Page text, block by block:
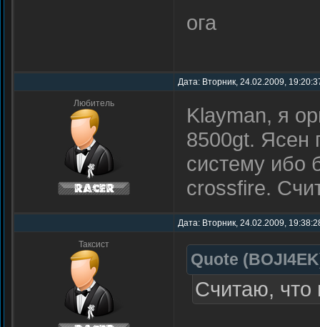
ога
Дата: Вторник, 24.02.2009,
Любитель
Klayman, я
8500gt. Ясен
систему ибо
crossfire.
Дата: Вторник, 24.02.2009,
Таксист
Quote (BOJI4EK
Считаю, что